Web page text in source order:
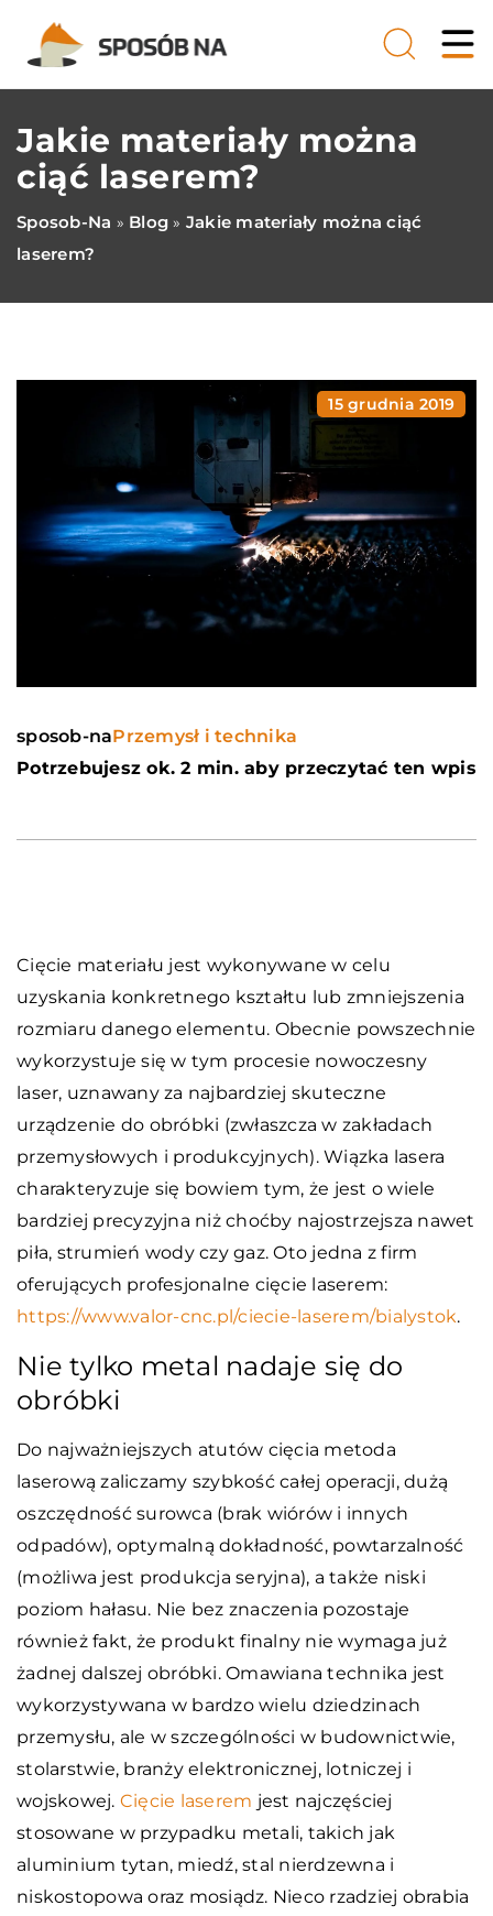
Jakie materiały można
ciąć laserem?
Sposob-Na » Blog » Jakie materiały można ciąć
laserem?
15 grudnia 2019
sposob-naPrzemysł i technika
Potrzebujesz ok. 2 min. aby przeczytać ten wpis
Cięcie materiału jest wykonywane w celu
uzyskania konkretnego kształtu lub zmniejszenia
rozmiaru danego elementu. Obecnie powszechnie
wykorzystuje się w tym procesie nowoczesny
laser, uznawany za najbardziej skuteczne
urządzenie do obróbki (zwłaszcza w zakładach
przemysłowych i produkcyjnych). Wiązka lasera
charakteryzuje się bowiem tym, że jest o wiele
bardziej precyzyjna niż choćby najostrzejsza nawet
piła, strumień wody czy gaz. Oto jedna z firm
oferujących profesjonalne cięcie laserem:
https://www.valor-cnc.pl/ciecie-laserem/bialystok.
Nie tylko metal nadaje się do
obróbki
Do najważniejszych atutów cięcia metoda
laserową zaliczamy szybkość całej operacji, dużą
oszczędność surowca (brak wiórów i innych
odpadów), optymalną dokładność, powtarzalność
(możliwa jest produkcja seryjna), a także niski
poziom hałasu. Nie bez znaczenia pozostaje
również fakt, że produkt finalny nie wymaga już
żadnej dalszej obróbki. Omawiana technika jest
wykorzystywana w bardzo wielu dziedzinach
przemysłu, ale w szczególności w budownictwie,
stolarstwie, branży elektronicznej, lotniczej i
wojskowej. Cięcie laserem jest najczęściej
stosowane w przypadku metali, takich jak
aluminium tytan, miedź, stal nierdzewna i
niskostopowa oraz mosiądz. Nieco rzadziej obrabia